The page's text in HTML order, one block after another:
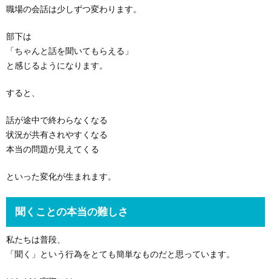
職場の会話は少しずつ変わります。
部下は
「ちゃんと話を聞いてもらえる」
と感じるようになります。
すると、
話が途中で終わらなくなる
状況が共有されやすくなる
本当の問題が見えてくる
といった変化が生まれます。
聞くことの本当の難しさ
私たちは普段、
「聞く」という行為をとても簡単なものだと思っています。